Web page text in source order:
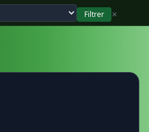
Filtrer
✕